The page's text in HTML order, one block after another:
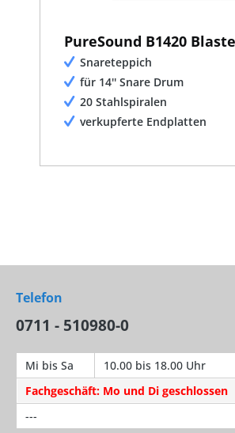
PureSound B1420
Snareteppich
für 14'' Snare Drum
20 Stahlspiralen
verkupferte Endplatten
Telefon
0711 - 510980-0
Mi bis Sa
10.00 bis 18.00 Uhr
Fachgeschäft: Mo und Di geschlossen
---